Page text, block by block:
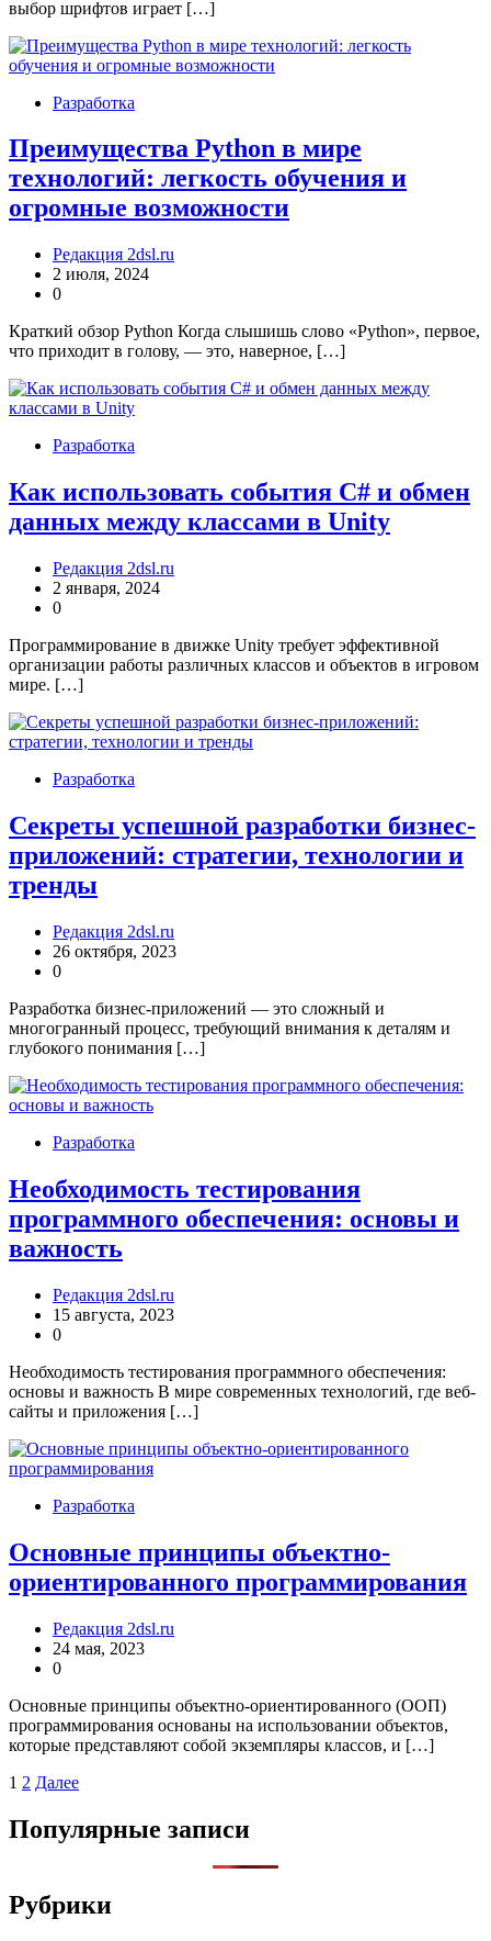
выбор шрифтов играет […]
Разработка
Преимущества Python в мире
технологий: легкость обучения и
огромные возможности
Редакция 2dsl.ru
2 июля, 2024
0
Краткий обзор Python Когда слышишь слово «Python», первое,
что приходит в голову, — это, наверное, […]
Разработка
Как использовать события C# и обмен
данных между классами в Unity
Редакция 2dsl.ru
2 января, 2024
0
Программирование в движке Unity требует эффективной
организации работы различных классов и объектов в игровом
мире. […]
Разработка
Секреты успешной разработки бизнес-
приложений: стратегии, технологии и
тренды
Редакция 2dsl.ru
26 октября, 2023
0
Разработка бизнес-приложений — это сложный и
многогранный процесс, требующий внимания к деталям и
глубокого понимания […]
Разработка
Необходимость тестирования
программного обеспечения: основы и
важность
Редакция 2dsl.ru
15 августа, 2023
0
Необходимость тестирования программного обеспечения:
основы и важность В мире современных технологий, где веб-
сайты и приложения […]
Разработка
Основные принципы объектно-
ориентированного программирования
Редакция 2dsl.ru
24 мая, 2023
0
Основные принципы объектно-ориентированного (ООП)
программирования основаны на использовании объектов,
которые представляют собой экземпляры классов, и […]
Пагинация
записей
1 2 Далее
Популярные записи
Рубрики